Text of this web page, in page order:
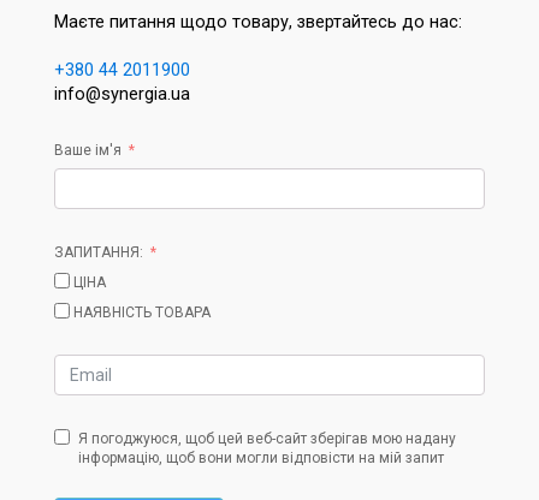
Маєте питання щодо товару, звертайтесь до нас:
+380 44 2011900
info@synergia.ua
Ваше ім'я
ЗАПИТАННЯ:
ЦІНА
НАЯВНІСТЬ ТОВАРА
Я погоджуюся, щоб цей веб-сайт зберігав мою надану
інформацію, щоб вони могли відповісти на мій запит